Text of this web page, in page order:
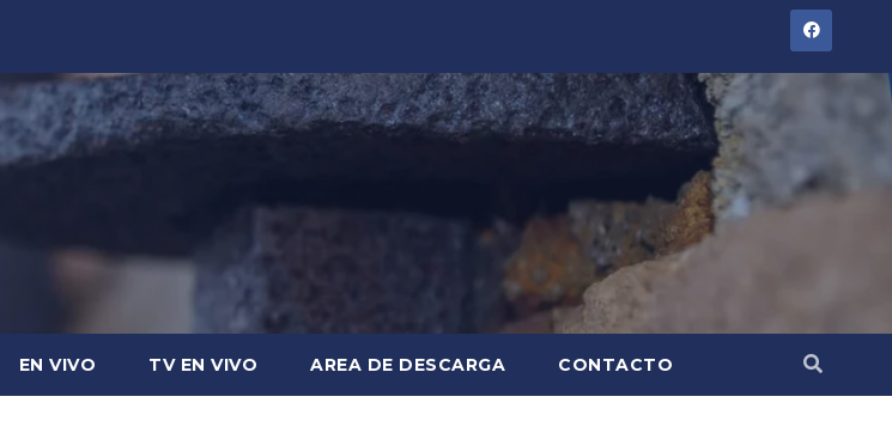
EN VIVO TV EN VIVO AREA DE DESCARGA CONTACTO